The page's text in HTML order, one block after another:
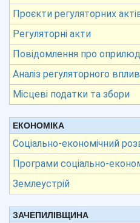
Проєкти регуляторних
Регуляторні акти
Повідомлення про
Аналіз регуляторного
Місцеві податки та збори
ЕКОНОМІКА
Соціально-економічний
Програми соціально-
Землеустрій
ЗАЧЕПИЛІВЩИНА